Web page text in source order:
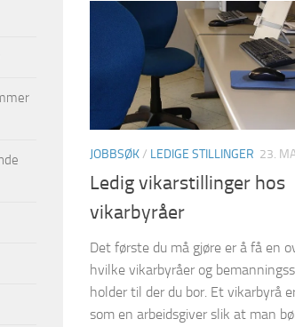
JOBBSØK/ LEDIGE STILLINGER 23.
Ledig vikarstillinger hos
vikarbyråer
Det første du må gjøre er å få en
hvilke vikarbyråer og
holder til der du bor. Et vikarbyrå
som en arbeidsgiver slik at man